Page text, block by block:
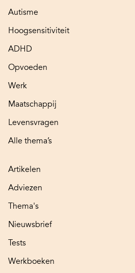
Autisme
Hoogsensitiviteit
ADHD
Opvoeden
Werk
Maatschappij
Levensvragen
Alle thema’s
Artikelen
Adviezen
Thema's
Nieuwsbrief
Tests
Werkboeken